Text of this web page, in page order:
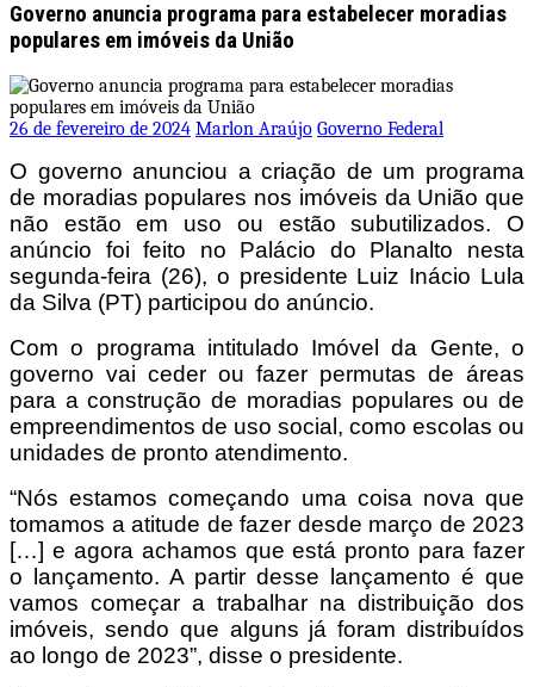
Governo anuncia programa para estabelecer moradias
populares em imóveis da União
26 de fevereiro de 2024 Marlon Araújo Governo Federal
O governo anunciou a criação de um programa
de moradias populares nos imóveis da União que
não estão em uso ou estão subutilizados. O
anúncio foi feito no Palácio do Planalto nesta
segunda-feira (26), o presidente Luiz Inácio Lula
da Silva (PT) participou do anúncio.
Com o programa intitulado Imóvel da Gente, o
governo vai ceder ou fazer permutas de áreas
para a construção de moradias populares ou de
empreendimentos de uso social, como escolas ou
unidades de pronto atendimento.
“Nós estamos começando uma coisa nova que
tomamos a atitude de fazer desde março de 2023
[…] e agora achamos que está pronto para fazer
o lançamento. A partir desse lançamento é que
vamos começar a trabalhar na distribuição dos
imóveis, sendo que alguns já foram distribuídos
ao longo de 2023”, disse o presidente.